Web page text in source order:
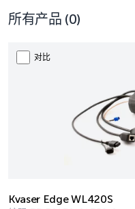
所有产品 (0)
对比
Kvaser Edge WL420S